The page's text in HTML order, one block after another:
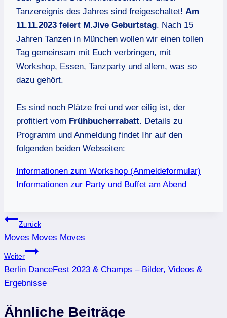
Tanzereignis des Jahres sind freigeschaltet! Am
11.11.2023 feiert M.Jive Geburtstag. Nach 15
Jahren Tanzen in München wollen wir einen tollen
Tag gemeinsam mit Euch verbringen, mit
Workshop, Essen, Tanzparty und allem, was so
dazu gehört.
Es sind noch Plätze frei und wer eilig ist, der
profitiert vom Frühbucherrabatt. Details zu
Programm und Anmeldung findet Ihr auf den
folgenden beiden Webseiten:
Informationen zum Workshop (Anmeldeformular)
Informationen zur Party und Buffet am Abend
Beitragsnavigation
Zurück
Moves Moves Moves
Weiter
Berlin DanceFest 2023 & Champs – Bilder, Videos &
Ergebnisse
Ähnliche Beiträge